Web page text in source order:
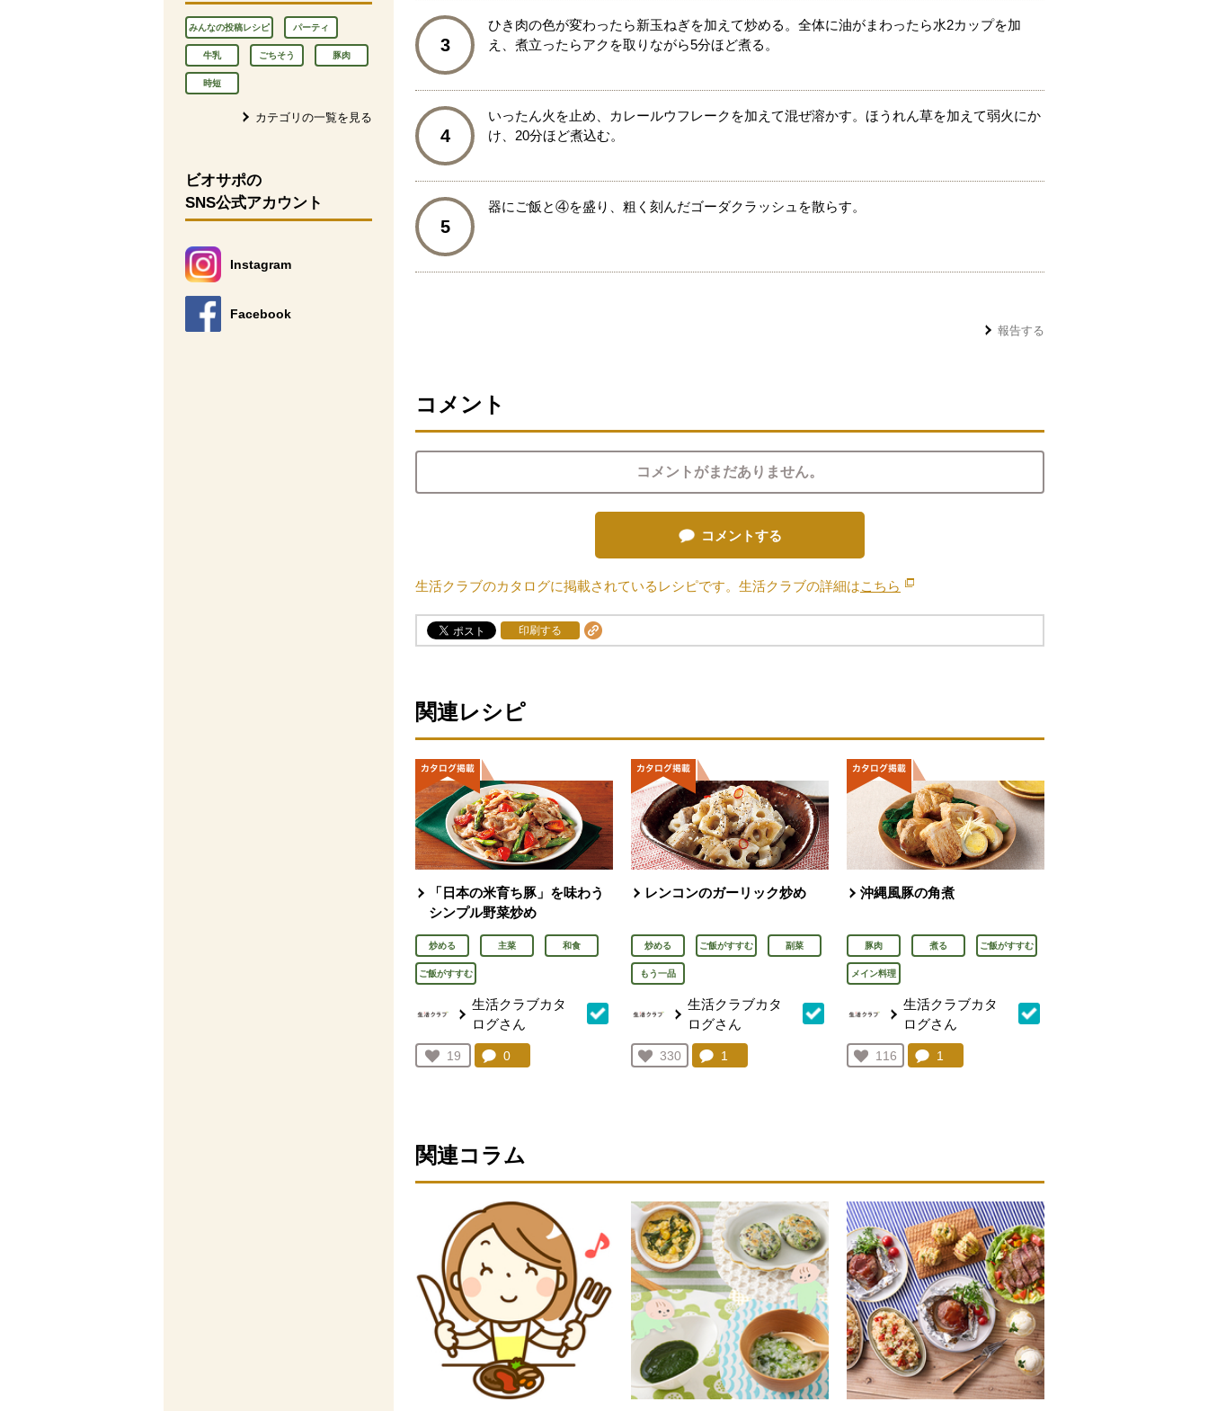
みんなの投稿レシピ パーティ
牛乳 ごちそう 豚肉
時短
カテゴリの一覧を見る
ビオサポの
SNS公式アカウント
Instagram
別のウィンドウで開きます。
Facebook
別のウィンドウで開きます。
3
ひき肉の色が変わったら新玉ねぎを加えて炒める。全体に油がまわったら水2カップを加
え、煮立ったらアクを取りながら5分ほど煮る。
4
いったん火を止め、カレールウフレークを加えて混ぜ溶かす。ほうれん草を加えて弱火にか
け、20分ほど煮込む。
5
器にご飯と④を盛り、粗く刻んだゴーダクラッシュを散らす。
報告する
コメント
コメントがまだありません。
コメントする
生活クラブのカタログに掲載されているレシピです。生活クラブの詳細はこちら 別のウィンドウで開きます。
印刷する
関連レシピ
「日本の米育ち豚」を味わう
シンプル野菜炒め
炒める 主菜 和食
ご飯がすすむ
生活クラブカタ
ログさん
お気に入り登録：
19
人が登録
コメント：
0
レンコンのガーリック炒め
炒める ご飯がすすむ 副菜
もう一品
生活クラブカタ
ログさん
お気に入り登録：
330
人が登録
コメント：
1
沖縄風豚の角煮
豚肉 煮る ご飯がすすむ
メイン料理
生活クラブカタ
ログさん
お気に入り登録：
116
人が登録
コメント：
1
関連コラム